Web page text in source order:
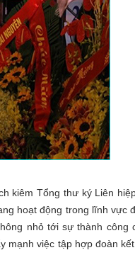
kiêm Tổng thư ký Liên
hoạt động trong lĩnh
nhỏ tới sự thành công
mạnh việc tập hợp đoàn